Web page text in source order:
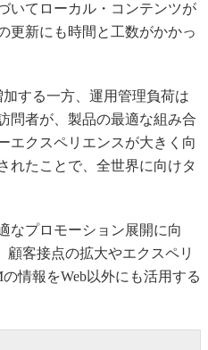
いてローカル・コンテンツが
更新にも時間と工数がかかっ
する一方、運用管理負荷は
問者が、製品の最適な組み合
エクスペリエンスが大きく向
れたことで、全世界に向けタ
なプロモーション展開に向
顧客接点の拡大やエクスペリ
情報をWeb以外にも活用する